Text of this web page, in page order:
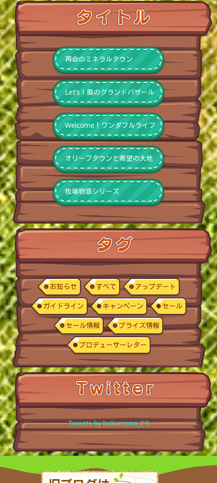
再会のミネラルタウン
Let’s！風のグランドバザール
Welcome！ワンダフルライフ
オリーブタウンと希望の大地
牧場物語シリーズ
お知らせ すべて アップデート
ガイドライン キャンペーン セール
セール情報 プライズ情報
プロデューサーレター
Tweets by bokumono_PR